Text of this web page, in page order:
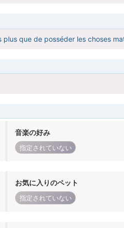
que de posséder les choses
音楽の好み
指定されていない
お気に入りのペット
指定されていない